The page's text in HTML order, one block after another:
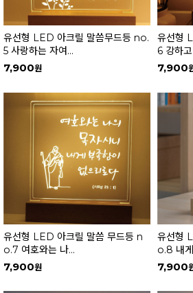
유선형 LED 아크릴 말씀무드등 no.
5 사랑하는 자여...
7,900
유선형
6 강하
7,900
유선형 LED 아크릴 말씀 무드등 n
o.7 여호와는 나...
7,900
유선형
o.8 내
7,900